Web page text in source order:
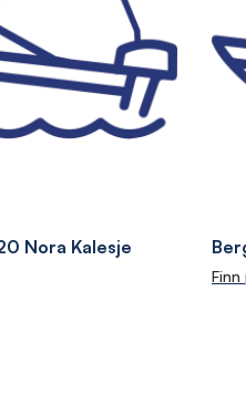
Nora Kalesje
Finn